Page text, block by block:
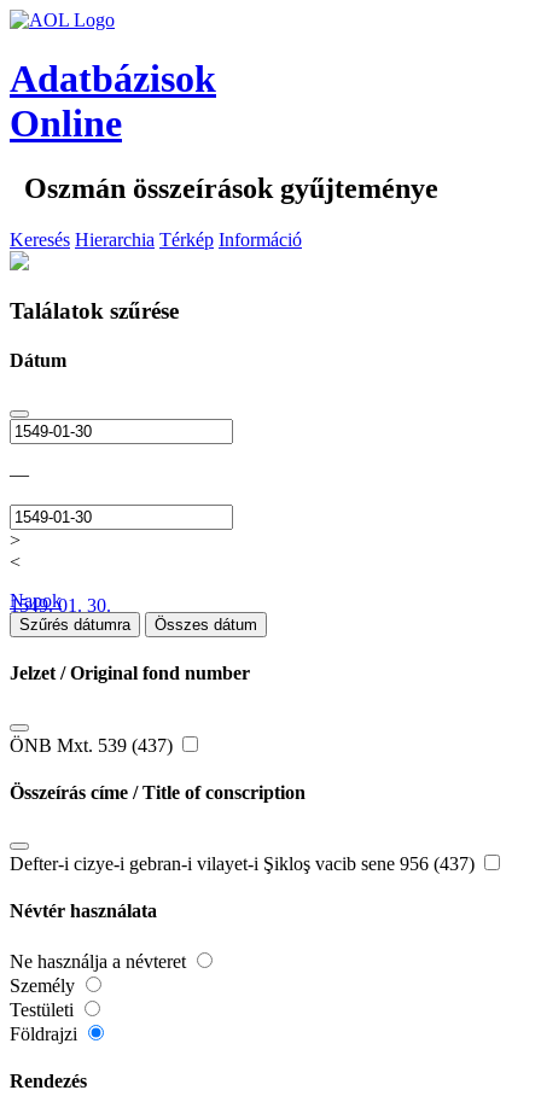
Adatbázisok
Online
Oszmán összeírások gyűjteménye
Keresés Hierarchia Térkép Információ
Találatok szűrése
Dátum
—
>
<
1549. 01. 30.
Napok
Szűrés dátumra Összes dátum
Jelzet / Original fond number
ÖNB Mxt. 539 (437)
Összeírás címe / Title of conscription
Defter-i cizye-i gebran-i vilayet-i Şikloş vacib sene 956 (437)
Névtér használata
Ne használja a névteret
Személy
Testületi
Földrajzi
Rendezés